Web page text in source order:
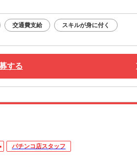
交通費支給 スキルが身に付く
する
パチンコ店スタッフ